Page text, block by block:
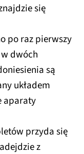
się
po raz pierwszy
dwóch
są
układem
aparaty
przyda się
z